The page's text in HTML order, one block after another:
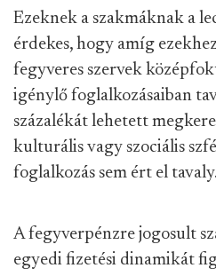
Ezeknek a szakmáknak a
érdekes, hogy amíg
fegyveres szervek
igénylő foglalkozásaiban
százalékát lehetett
kulturális vagy szociális
foglalkozás sem ért el tavaly.
A fegyverpénzre jogosult
egyedi fizetési dinamikát